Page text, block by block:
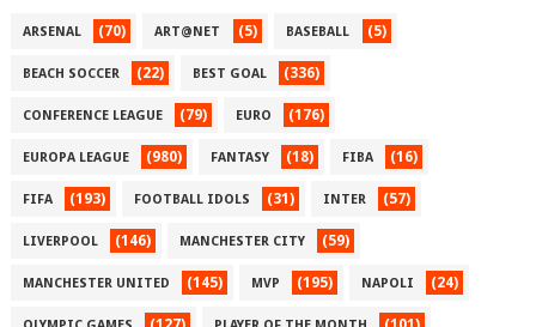
ARSENAL (70) ART@NET (5) BASEBALL (5)
BEACH SOCCER (22) BEST GOAL (336)
CONFERENCE LEAGUE (79) EURO (176)
EUROPA LEAGUE (980) FANTASY (18) FIBA (16)
FIFA (193) FOOTBALL IDOLS (31) INTER (57)
LIVERPOOL (146) MANCHESTER CITY (59)
MANCHESTER UNITED (145) MVP (195) NAPOLI (24)